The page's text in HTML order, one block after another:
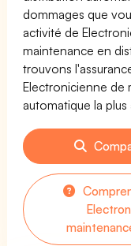
dommages que
activité de
maintenance en
trouvons
Electronicienne de
automatique la